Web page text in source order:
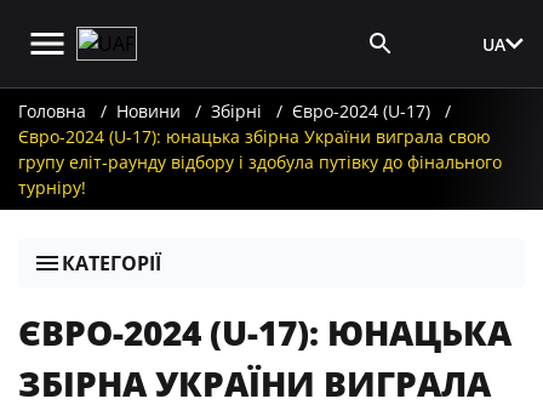
UA
Головна Новини Збірні
Євро-2024 (U-17)
Євро-2024 (U-17): юнацька збірна України виграла свою
групу еліт-раунду відбору і здобула путівку до фінального
турніру!
КАТЕГОРІЇ
ЄВРО-2024 (U-17): ЮНАЦЬКА
ЗБІРНА УКРАЇНИ ВИГРАЛА